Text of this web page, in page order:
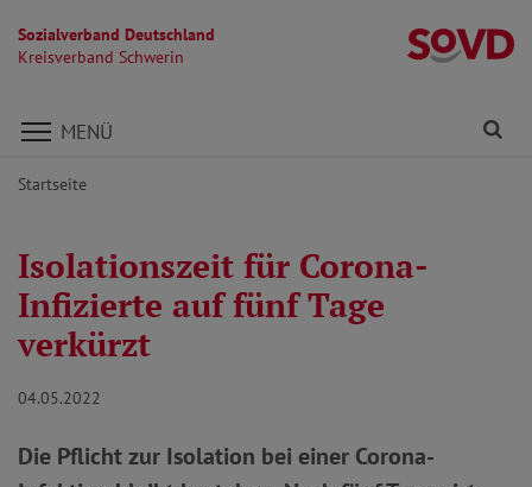
Sozialverband Deutschland
Kreisverband Schwerin
Direkt zu den Inhalten springen
MENÜ
Startseite
Isolationszeit für Corona-
Infizierte auf fünf Tage
verkürzt
04.05.2022
Die Pflicht zur Isolation bei einer Corona-